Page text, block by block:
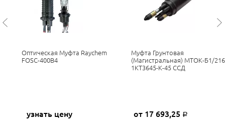
Оптическая Муфта Raychem
FOSC-400B4
узнать цену
Муфта Грунтовая
(магистральная) МТОК-Б1/
1КТ3645-К-45 ССД
от 17 693,25 Р